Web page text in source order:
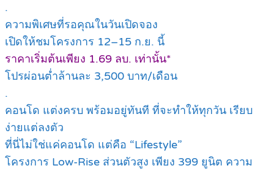
.
ความพิเศษที่รอคุณในวันเปิดจอง
เปิดให้ชมโครงการ 12–15 ก.ย. นี้
ราคาเริ่มต้นเพียง 1.69 ลบ. เท่านั้น*
โปรผ่อนต่ำล้านละ 3,500 บาท/เดือน
.
คอนโด แต่งครบ พร้อมอยู่ทันที ที่จะทำให้ทุกวัน เรียบ
ง่ายแต่ลงตัว
ที่นี่ไม่ใช่แค่คอนโด แต่คือ “Lifestyle”
โครงการ Low-Rise ส่วนตัวสูง เพียง 399 ยูนิต ความ